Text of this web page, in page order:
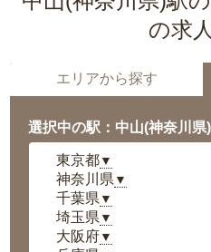
の求
エリアから探す
選択中の駅：中山(神奈川県
東京都▼
神奈川県 ▼
千葉県 ▼
埼玉県 ▼
大阪府▼